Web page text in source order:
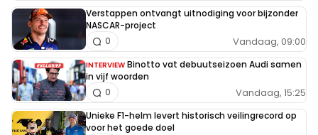
Verstappen ontvangt uitnodiging voor bijzonder
NASCAR-project
Vandaag, 09:00
0
INTERVIEW Binotto vat debuutseizoen Audi samen
in vijf woorden
Vandaag, 15:25
0
Unieke F1-helm levert historisch veilingrecord op
voor het goede doel